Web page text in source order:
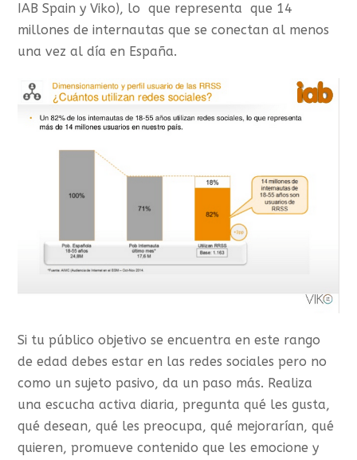
IAB Spain y Viko), lo que representa que 14
millones de internautas que se conectan al menos
una vez al día en España.
Si tu público objetivo se encuentra en este rango
de edad debes estar en las redes sociales pero no
como un sujeto pasivo, da un paso más. Realiza
una escucha activa diaria, pregunta qué les gusta,
qué desean, qué les preocupa, qué mejorarían, qué
quieren, promueve contenido que les emocione y